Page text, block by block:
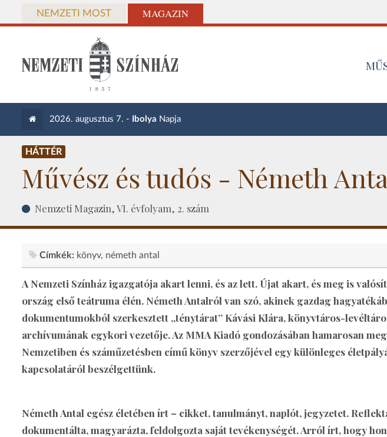
NEMZETI MOST MAGAZIN
2026. augusztus 7. - Ibolya Napja
HÁTTÉR
Művész és tudós - Németh
Nemzeti Magazin, VI. évfolyam, 2. szám
Címkék: könyv németh antal
A Nemzeti Színház igazgatója akart lenni, és az lett. Újat akart, és meg is
ország első teátruma élén. Németh Antalról van szó, akinek gazdag
dokumentumokból szerkesztett „ténytárat” Kávási Klára, könyvtáros-
archívumának egykori vezetője. Az MMA Kiadó gondozásában hamarosan
Nemzetiben és száműzetésben című könyv szerzőjével egy különleges
kapcsolatáról beszélgettünk.
Németh Antal egész életében írt – cikket, tanulmányt, naplót, jegyzetet.
dokumentálta, magyarázta, feldolgozta saját tevékenységét. Arról írt, hogy